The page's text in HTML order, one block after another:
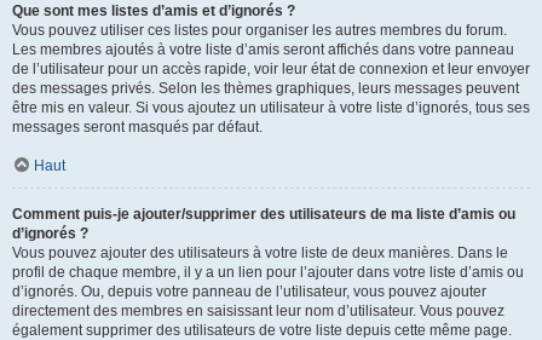
Que sont mes listes d’amis et d’ignorés ?
Vous pouvez utiliser ces listes pour organiser les autres membres du forum.
Les membres ajoutés à votre liste d’amis seront affichés dans votre panneau
de l’utilisateur pour un accès rapide, voir leur état de connexion et leur envoyer
des messages privés. Selon les thèmes graphiques, leurs messages peuvent
être mis en valeur. Si vous ajoutez un utilisateur à votre liste d’ignorés, tous ses
messages seront masqués par défaut.
Haut
Comment puis-je ajouter/supprimer des utilisateurs de ma liste d’amis ou
d’ignorés ?
Vous pouvez ajouter des utilisateurs à votre liste de deux manières. Dans le
profil de chaque membre, il y a un lien pour l’ajouter dans votre liste d’amis ou
d’ignorés. Ou, depuis votre panneau de l’utilisateur, vous pouvez ajouter
directement des membres en saisissant leur nom d’utilisateur. Vous pouvez
également supprimer des utilisateurs de votre liste depuis cette même page.